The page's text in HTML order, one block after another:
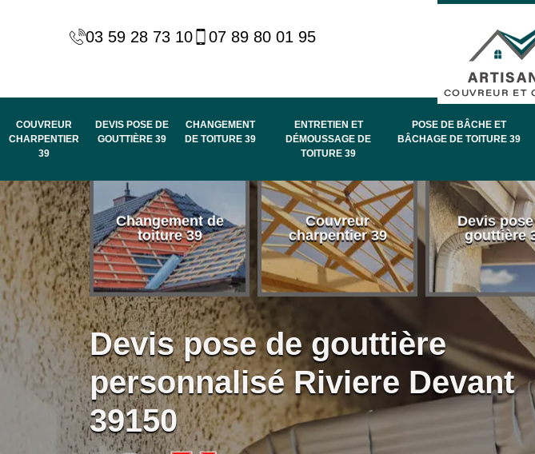
03 59 28 73 10 07 89 80 01 95
COUVREUR
CHARPENTIER
39
DEVIS POSE DE
GOUTTIÈRE 39
CHANGEMENT
DE TOITURE 39
ENTRETIEN ET
DÉMOUSSAGE DE
TOITURE 39
POSE DE BÂCHE ET
BÂCHAGE DE TOITURE 39
habillage
rive et
toit 39
Changement de
toiture 39
Couvreur
charpentier 39
Devis
gouttière
Devis pose de gouttière
personnalisé Riviere Devant
39150